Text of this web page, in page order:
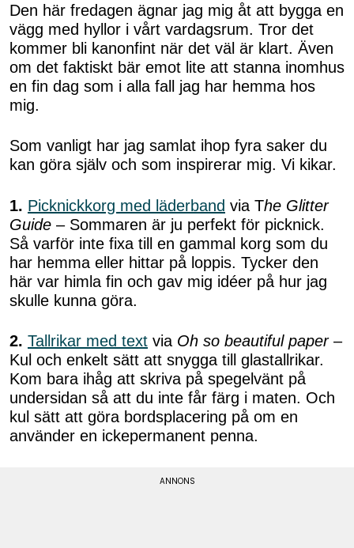
Den här fredagen ägnar jag mig åt att bygga en
vägg med hyllor i vårt vardagsrum. Tror det
kommer bli kanonfint när det väl är klart. Även
om det faktiskt bär emot lite att stanna inomhus
en fin dag som i alla fall jag har hemma hos
mig.
Som vanligt har jag samlat ihop fyra saker du
kan göra själv och som inspirerar mig. Vi kikar.
1. Picknickkorg med läderband via The Glitter
Guide – Sommaren är ju perfekt för picknick.
Så varför inte fixa till en gammal korg som du
har hemma eller hittar på loppis. Tycker den
här var himla fin och gav mig idéer på hur jag
skulle kunna göra.
2. Tallrikar med text via Oh so beautiful paper –
Kul och enkelt sätt att snygga till glastallrikar.
Kom bara ihåg att skriva på spegelvänt på
undersidan så att du inte får färg i maten. Och
kul sätt att göra bordsplacering på om en
använder en ickepermanent penna.